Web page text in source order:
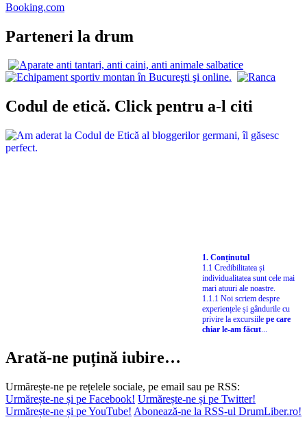
Booking.com
Parteneri la drum
Codul de etică. Click pentru a-l citi
1. Conținutul
1.1 Credibilitatea și
individualitatea sunt cele mai
mari atuuri ale noastre.
1.1.1 Noi scriem despre
experiențele și gândurile cu
privire la excursiilepe care
Arată-ne puțină iubire…
Urmărește-ne pe rețelele sociale, pe email sau pe RSS:
Urmărește-ne și pe Facebook! Urmărește-ne și pe Twitter!